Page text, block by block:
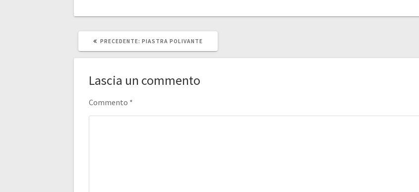
PRECEDENTE: ARTICOLO
PIASTRA POLIVANTE
Lascia un commento
Commento *